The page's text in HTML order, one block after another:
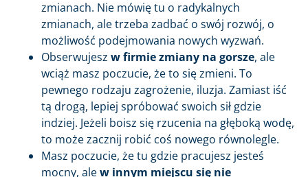
zmianach. Nie mówię tu o radykalnych
zmianach, ale trzeba zadbać o swój rozwój, o
możliwość podejmowania nowych wyzwań.
Obserwujesz w firmie zmiany na gorsze, ale
wciąż masz poczucie, że to się zmieni. To
pewnego rodzaju zagrożenie, iluzja. Zamiast iść
tą drogą, lepiej spróbować swoich sił gdzie
indziej. Jeżeli boisz się rzucenia na głęboką wodę,
to może zacznij robić coś nowego równolegle.
Masz poczucie, że tu gdzie pracujesz jesteś
mocny, alew innym miejscu się nie